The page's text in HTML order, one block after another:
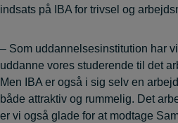
indsats på IBA for trivsel og
– Som uddannelsesinstitution har
uddanne vores studerende til det
Men IBA er også i sig selv en
både attraktiv og rummelig. Det
er vi også glade for at modtage